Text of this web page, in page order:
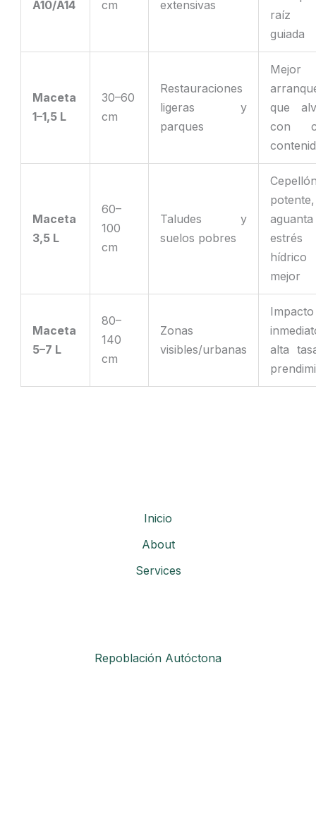
A10/A14 cm extensivas
raíz
guiada
Maceta
1–1,5 L
30–60
cm
Restauraciones
ligeras y
parques
Mejor
que
con
Maceta
3,5 L
60–
100
cm
Taludes y
suelos pobres
potente,
aguanta
estrés
hídrico
mejor
Maceta
5–7 L
80–
140
cm
Zonas
visibles/urbanas
Impacto
alta
Inicio
About
Services
Repoblación Autóctona